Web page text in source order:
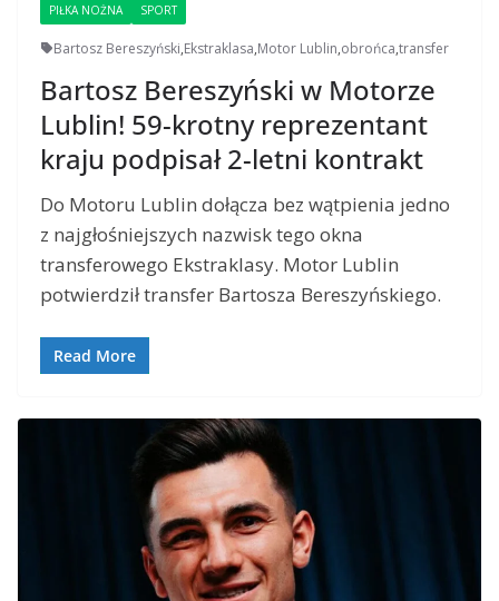
PIŁKA NOŻNA SPORT
Bartosz Bereszyński,Ekstraklasa,Motor Lublin,obrońca,transfer
Bartosz Bereszyński w Motorze
Lublin! 59-krotny reprezentant
kraju podpisał 2-letni kontrakt
Do Motoru Lublin dołącza bez wątpienia jedno
z najgłośniejszych nazwisk tego okna
transferowego Ekstraklasy. Motor Lublin
potwierdził transfer Bartosza Bereszyńskiego.
Read More